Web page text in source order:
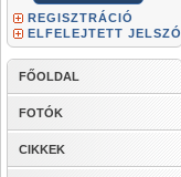
REGISZTRÁCIÓ
ELFELEJTETT JELSZÓ
FŐOLDAL
FOTÓK
CIKKEK